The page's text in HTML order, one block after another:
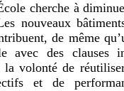
cherche à
nouveaux
de même
avec des clauses
la volonté de
et de